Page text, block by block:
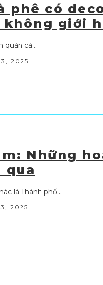
phê có
không giới
quán cà...
2025
Những
qua
là Thành phố...
2025